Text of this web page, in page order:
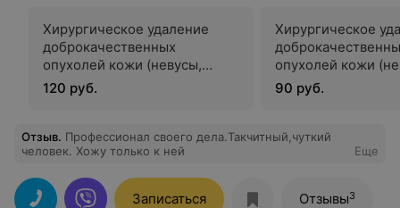
Хирургическое удаление
доброкачественных
опухолей кожи (невусы,
папилломы) до 3 см
хирургом-онкологом
120 руб.
Хирургическое
опухолей кожи
папилломы) до 3
и последующая)
90 руб.
Отзыв. Профессионал своего дела.Такчитный,чуткий
человек. Хожу только к ней
Еще
Записаться Отзывы3